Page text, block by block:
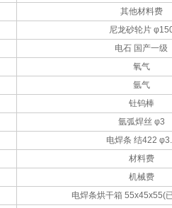
其他材料费
尼龙砂轮片
电石 国产一级
氧气
氩气
钍钨棒
氩弧焊丝 φ3
电焊条 结422
材料费
机械费
电焊条烘干箱 55x45x55(